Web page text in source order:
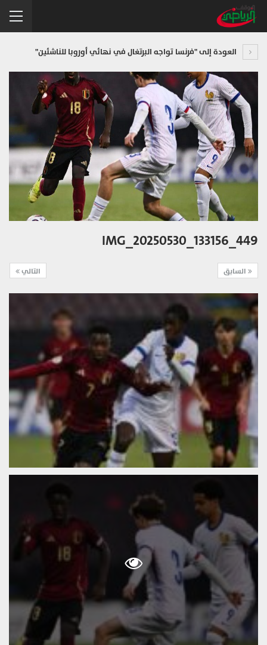
العودة إلى "فرنسا تواجه البرتغال في نهائي أوروبا للناشئين"
IMG_20250530_133156_449
التالي السابق